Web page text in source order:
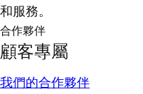
和服務。
合作夥伴
顧客專屬
我們的合作夥伴